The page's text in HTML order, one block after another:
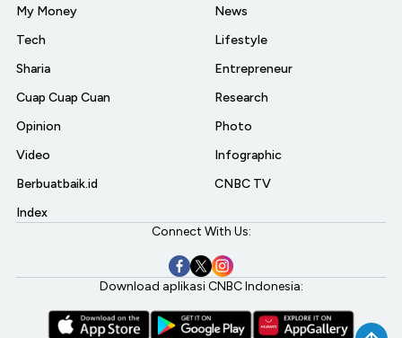
My Money
Tech
Sharia
Cuap Cuap Cuan
Opinion
Video
Berbuatbaik.id
Index
News
Lifestyle
Entrepreneur
Research
Photo
Infographic
CNBC TV
Connect With Us:
Download aplikasi CNBC Indonesia: